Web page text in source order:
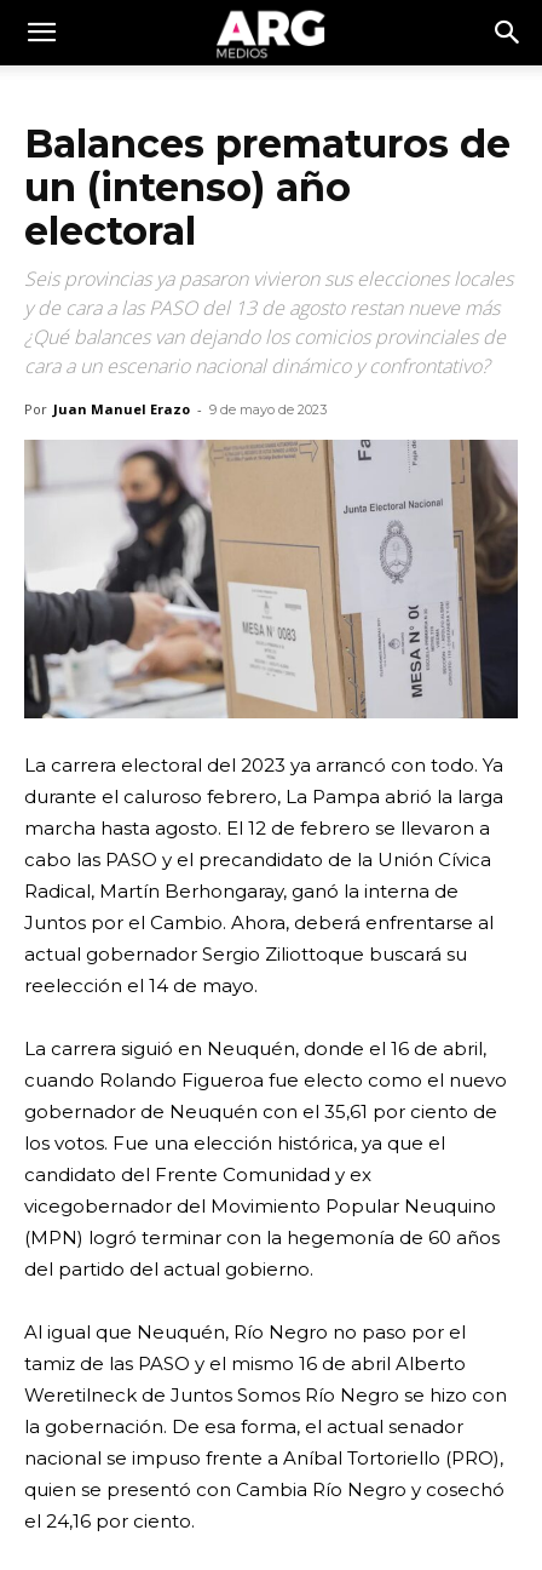
Balances prematuros de
un (intenso) año
electoral
Seis provincias ya pasaron vivieron sus elecciones locales
y de cara a las PASO del 13 de agosto restan nueve más
¿Qué balances van dejando los comicios provinciales de
cara a un escenario nacional dinámico y confrontativo?
Por Juan Manuel Erazo - 9 de mayo de 2023
La carrera electoral del 2023 ya arrancó con todo. Ya
durante el caluroso febrero, La Pampa abrió la larga
marcha hasta agosto. El 12 de febrero se llevaron a
cabo las PASO y el precandidato de la Unión Cívica
Radical, Martín Berhongaray, ganó la interna de
Juntos por el Cambio. Ahora, deberá enfrentarse al
actual gobernador Sergio Ziliottoque buscará su
reelección el 14 de mayo.
La carrera siguió en Neuquén, donde el 16 de abril,
cuando Rolando Figueroa fue electo como el nuevo
gobernador de Neuquén con el 35,61 por ciento de
los votos. Fue una elección histórica, ya que el
candidato del Frente Comunidad y ex
vicegobernador del Movimiento Popular Neuquino
(MPN) logró terminar con la hegemonía de 60 años
del partido del actual gobierno.
Al igual que Neuquén, Río Negro no paso por el
tamiz de las PASO y el mismo 16 de abril Alberto
Weretilneck de Juntos Somos Río Negro se hizo con
la gobernación. De esa forma, el actual senador
nacional se impuso frente a Aníbal Tortoriello (PRO),
quien se presentó con Cambia Río Negro y cosechó
el 24,16 por ciento.